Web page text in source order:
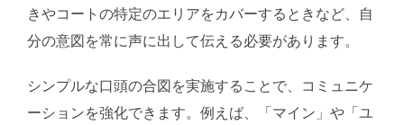
きやコートの特定のエリアをカバーするときなど、自
分の意図を常に声に出して伝える必要があります。
シンプルな口頭の合図を実施することで、コミュニケ
ーションを強化できます。例えば、「マイン」や「ユ